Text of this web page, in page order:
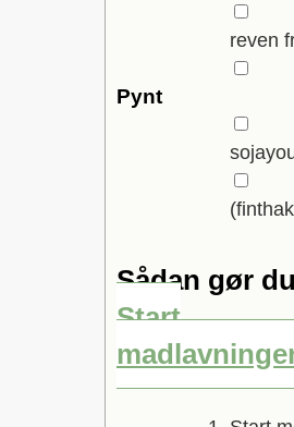
reven
Pynt
Sådan gør du
Start